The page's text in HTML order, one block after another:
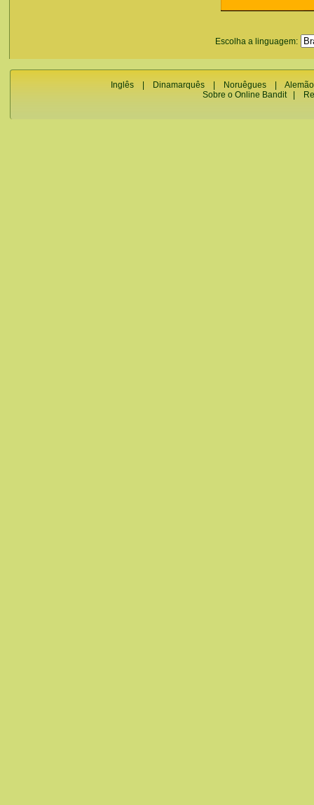
Escolha a linguagem:
Inglês Dinamarquês Noruêgues
Alemão
Sobre o Online Bandit|